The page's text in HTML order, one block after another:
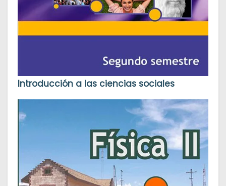
Introducción a las ciencias sociales